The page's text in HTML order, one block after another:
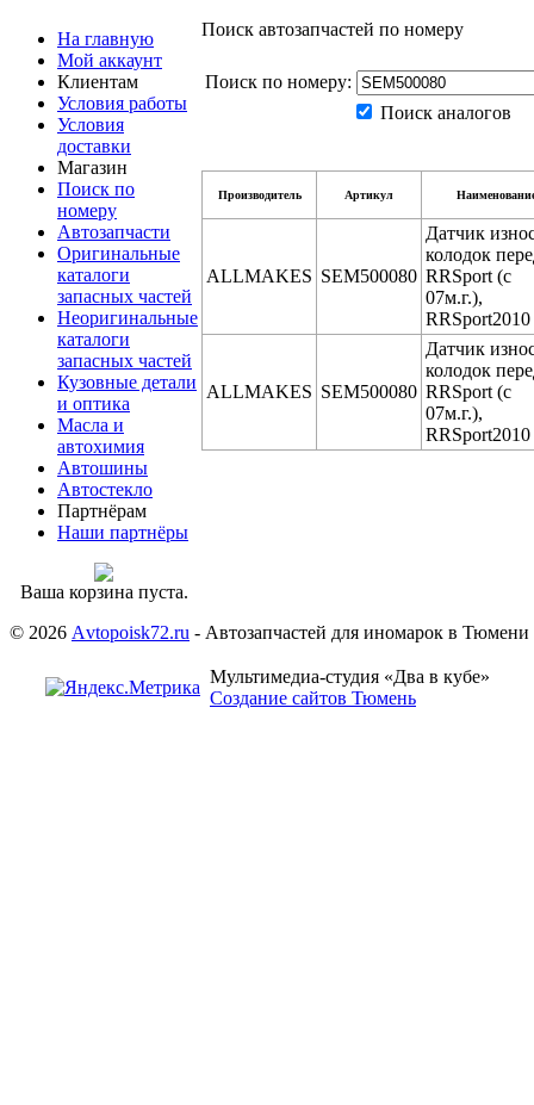
На главную
Мой аккаунт
Клиентам
Условия работы
Условия
доставки
Магазин
Поиск по
номеру
Автозапчасти
Оригинальные
каталоги
запасных частей
Неоригинальные
каталоги
запасных частей
Кузовные детали
и оптика
Масла и
автохимия
Автошины
Автостекло
Партнёрам
Наши партнёры
Ваша корзина пуста.
Поиск автозапчастей по номеру
Поиск по номеру:
Поиск аналогов
Производитель Артикул
ALLMAKES SEM500080
Датчик
колодок
RRSport (с
07м.г.),
RRSport2010
ALLMAKES SEM500080
Датчик
колодок
RRSport (с
07м.г.),
RRSport2010
© 2026 Аvtopoisk72.ru - Автозапчастей для иномарок в Тюмени
Мультимедиа-студия «Два в кубе»
Создание сайтов Тюмень